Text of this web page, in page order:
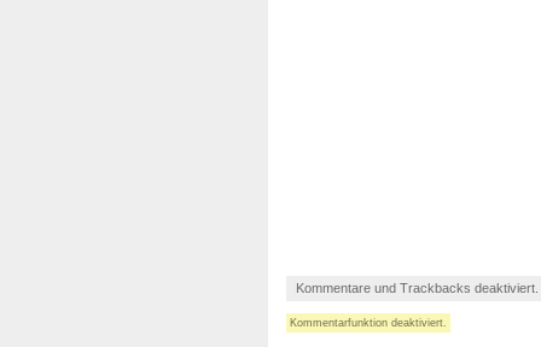
Kommentare und Trackbacks deaktiviert.
Kommentarfunktion deaktiviert.